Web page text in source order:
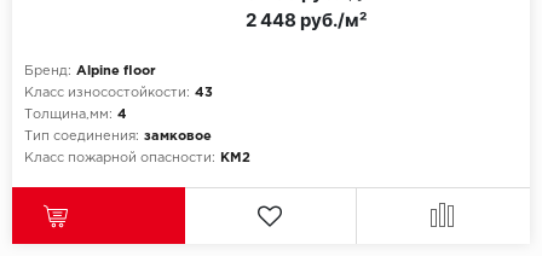
Бренд: Alpine floor
Класс износостойкости: 43
Толщина,мм: 4
Тип соединения: замковое
Класс пожарной опасности:
КМ2
2 448 руб./м²